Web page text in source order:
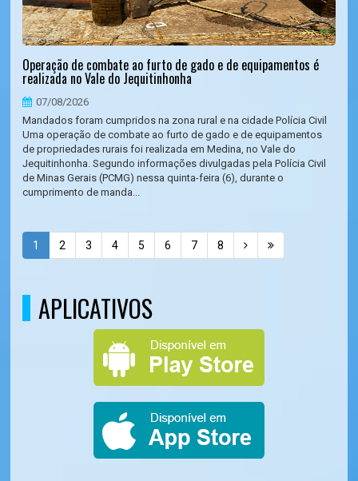
Operação de combate ao furto de gado e de equipamentos é
realizada no Vale do Jequitinhonha
07/08/2026
Mandados foram cumpridos na zona rural e na cidade Polícia Civil
Uma operação de combate ao furto de gado e de equipamentos
de propriedades rurais foi realizada em Medina, no Vale do
Jequitinhonha. Segundo informações divulgadas pela Polícia Civil
de Minas Gerais (PCMG) nessa quinta-feira (6), durante o
cumprimento de manda...
1 2 3 4 5 6 7 8
APLICATIVOS